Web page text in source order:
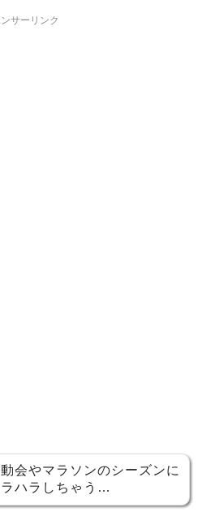
サーリンク
会やマラソンのシーズンに
ハラしちゃう…